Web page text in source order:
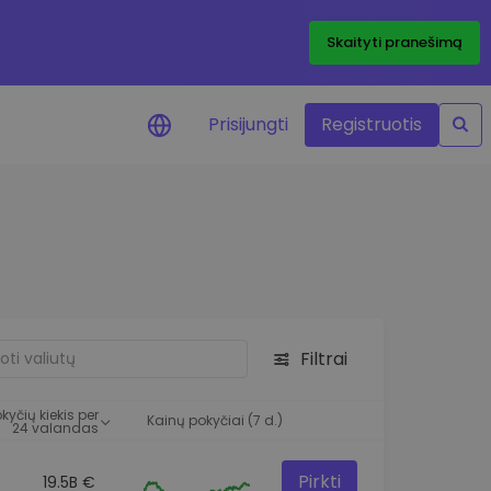
Skaityti pranešimą
Prisijungti Registruotis
Filtrai
kiekis per
24 valandas Kainų pokyčiai (7 d.)
19.5B € Pirkti